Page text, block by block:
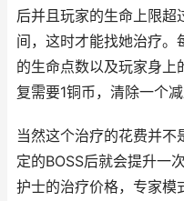
后并且玩家的生命上限超
间，这时才能找她治疗。
的生命点数以及玩家身上
复需要1铜币，清除一个减
当然这个治疗的花费并
定的BOSS后就会提升一
护士的治疗价格，专家模